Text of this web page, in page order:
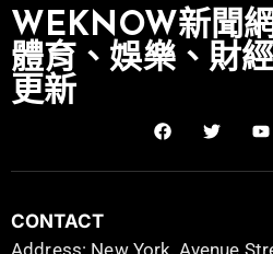
WEKNOW新聞
體育、娛樂、財
更新
CONTACT
Address: New York, Avenue